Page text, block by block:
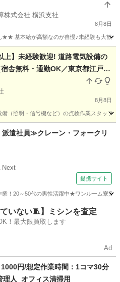
鶴見
株式会社 横浜支社
8月8日
基本給が高額なのが自慢♪未経験も大歓迎
エス警備保障株式会社
上】未経験歓迎! 道路電気設備の
舎無料・通勤OK／東京都江戸川
）
8月8日
（照明・信号機など）の点検作業スタッフ
ッフ
遣社員≫クレーン・フォークリ
Next
提携サイト
業！20～50代の男性活躍中★ワンルーム寮
その他
ていない🧵】ミシンを査定
！最大限買取します
Ad
1000円/想定作業時間：1コマ30分
理人_オフィス清掃用